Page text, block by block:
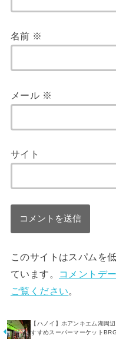
名前 ※
メール ※
サイト
このサイトはスパムを
ています。
コメントデ
ご覧ください。
【ハノイ】ホアンキエム湖周
すすめスーパーマーケットBRG